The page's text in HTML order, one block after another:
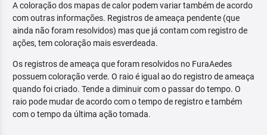
A coloração dos mapas de calor podem variar também de acordo
com outras informações. Registros de ameaça pendente (que
ainda não foram resolvidos) mas que já contam com registro de
ações, tem coloração mais esverdeada.
Os registros de ameaça que foram resolvidos no FuraAedes
possuem coloração verde. O raio é igual ao do registro de ameaça
quando foi criado. Tende a diminuir com o passar do tempo. O
raio pode mudar de acordo com o tempo de registro e também
com o tempo da última ação tomada.